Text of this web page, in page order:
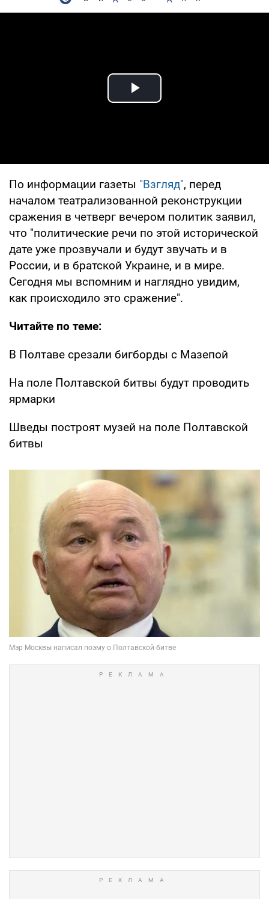
Play Video
По информации газеты "Взгляд", перед
началом театрализованной реконструкции
сражения в четверг вечером политик заявил,
что "политические речи по этой исторической
дате уже прозвучали и будут звучать и в
России, и в братской Украине, и в мире.
Сегодня мы вспомним и наглядно увидим,
как происходило это сражение".
Читайте по теме:
В Полтаве срезали бигборды с Мазепой
На поле Полтавской битвы будут проводить
ярмарки
Шведы построят музей на поле Полтавской
битвы